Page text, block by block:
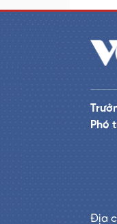
Phó
Địa